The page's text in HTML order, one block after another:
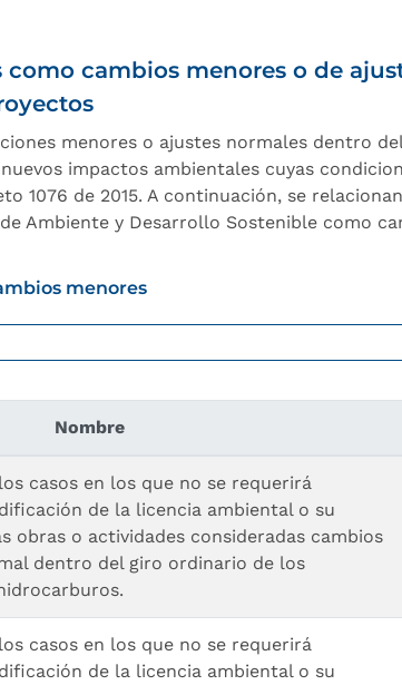
cambios menores o de
menores o ajustes normales dentro
impactos ambientales cuyas
1076 de 2015. A continuación, se
Ambiente y Desarrollo Sostenible como
menores
Nombre
casos en los que no se requerirá
de la licencia ambiental o su
obras o actividades consideradas cambios
dentro del giro ordinario de los
casos en los que no se requerirá
de la licencia ambiental o su